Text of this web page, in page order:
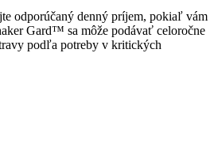
odporúčaný denný príjem, pokiaľ vám
Gard™ sa môže podávať celoročne
podľa potreby v kritických